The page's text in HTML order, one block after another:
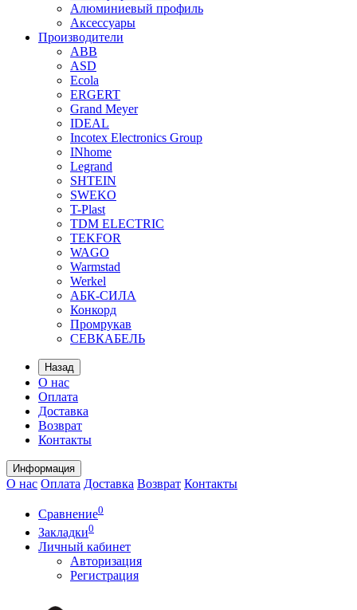
Алюминиевый профиль
Аксессуары
Производители
ABB
ASD
Ecola
ERGERT
Grand Meyer
IDEAL
Incotex Electronics Group
INhome
Legrand
SHTEIN
SWEKO
T-Plast
TDM ELECTRIC
TEKFOR
WAGO
Warmstad
Werkel
АБК-СИЛА
Конкорд
Промрукав
СЕВКАБЕЛЬ
Назад
О нас
Оплата
Доставка
Возврат
Контакты
Информация
О нас Оплата Доставка Возврат Контакты
Сравнение0
Закладки0
Личный кабинет
Авторизация
Регистрация